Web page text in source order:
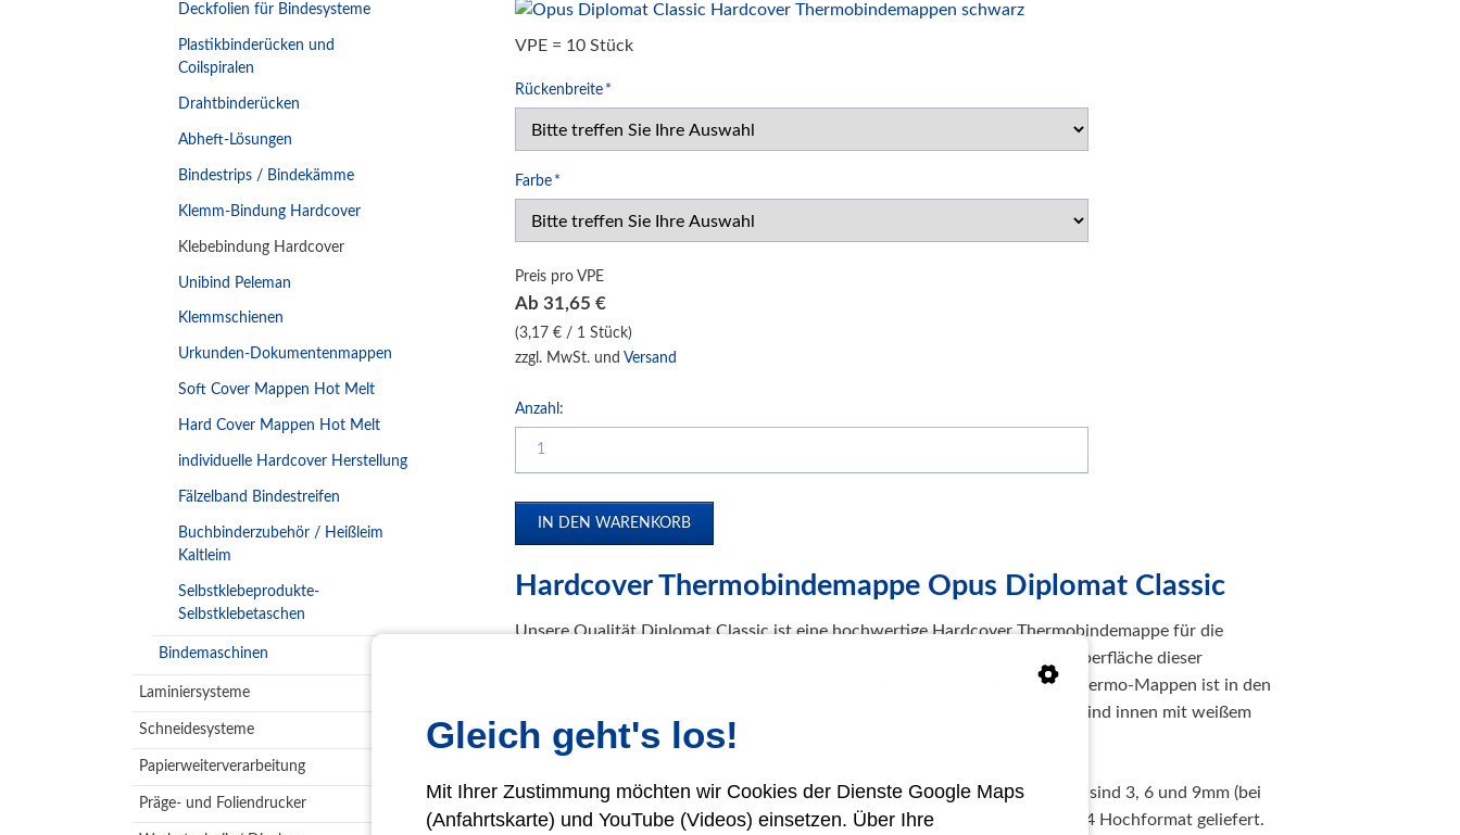
Klebebindung Hardcover
Unibind Peleman
Klemmschienen
Soft Cover Mappen Hot Melt
Hard Cover Mappen Hot Melt
individuelle Hardcover Herstellung
Buchbinderzubehör / Heißleim Kaltleim
Bindemaschinen
Schneidesysteme
Werbetechnik / Displays
IDEAL Luftreiniger
VPE = 10 Stück
Pflichtfeld
Rückenbreite *
Pflichtfeld
Farbe *
Preis pro VPE
Ab 31,65 €
(3,17 € / 1 Stück)
zzgl. MwSt. und Versand
Anzahl:
Hardcover Thermobindemappe Opus Diplomat Classic
Unsere Qualität Diplomat Classic ist eine hochwertige Hardcover Thermobindemappe für die
perfekte Klebebindung. Es ist ein geschlossener fester Bucheinband. Die Oberfläche dieser
Bindemappe hat eine feine Leinen-Struktur. Lieferbar sind die Hardcover Thermo-Mappen ist in den
Farben Schwarz, Blau, Grün, Bordeaux oder Grau. Die Klebebindemappen sind innen mit weißem
Innenspiegel verspiegelt und die haben eine Gesamtstärke von ca. 2,2 mm.
Weitere Rückenbreiten bitte gern auf Anfrage. Die Standard Rückenbreiten sind 3, 6 und 9mm (bei
schwarz extra noch 12, 15, 20, 25mm) Alle Bindemappen werden im DIN A4 Hochformat geliefert.
Deckfolien für Bindesysteme
Plastikbinderücken und
Coilspiralen
Drahtbinderücken
Abheft-Lösungen
Bindestrips / Bindekämme
Klemm-Bindung Hardcover
Klebebindung Hardcover
Unibind Peleman
Klemmschienen
Urkunden-Dokumentenmappen
Soft Cover Mappen Hot Melt
Hard Cover Mappen Hot Melt
individuelle Hardcover Herstellung
Fälzelband Bindestreifen
Buchbinderzubehör / Heißleim
Kaltleim
Selbstklebeprodukte-
Selbstklebetaschen
Bindemaschinen
Laminiersysteme
Schneidesysteme
Papierweiterverarbeitung
Präge- und Foliendrucker
Gleich geht's los!
Mit Ihrer Zustimmung möchten wir Cookies der Dienste Google Maps
(Anfahrtskarte) und YouTube (Videos) einsetzen. Über Ihre